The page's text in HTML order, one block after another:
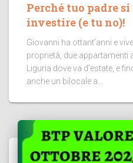
Perché tuo padre
investire (e tu no)!
Giovanni ha ottant’anni e
proprietà, due appartamenti
Liguria dove va d’estate, e
anche un bilocale a...